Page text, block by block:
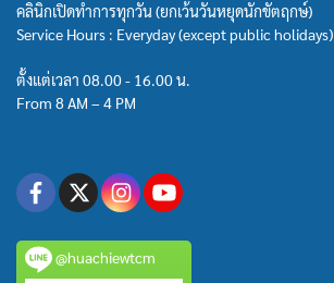
คลินิกเปิดทำการทุกวัน (ยกเว้นวันหยุดนักขัตฤกษ์)
Service Hours : Everyday (except public holidays)
ตั้งแต่เวลา 08.00 - 16.00 น.
From 8 AM – 4 PM
@huachiewtcm